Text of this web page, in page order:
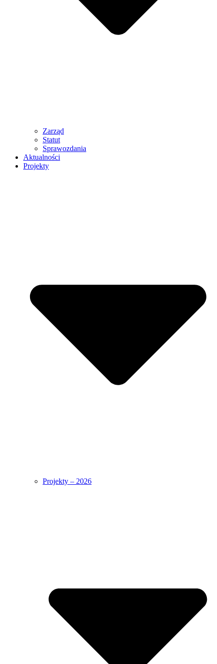
Zarząd
Statut
Sprawozdania
Aktualności
Projekty
Projekty – 2026